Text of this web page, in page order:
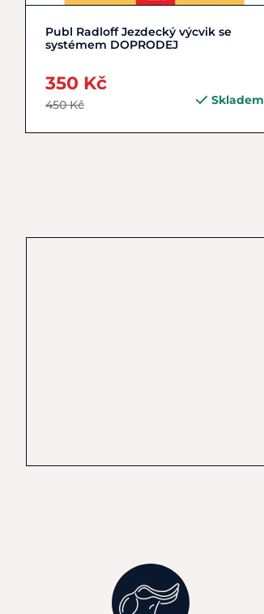
Do košíku
Publ Radloff Jezdecký výcvik se
systémem DOPRODEJ
350 Kč
450 Kč Skladem